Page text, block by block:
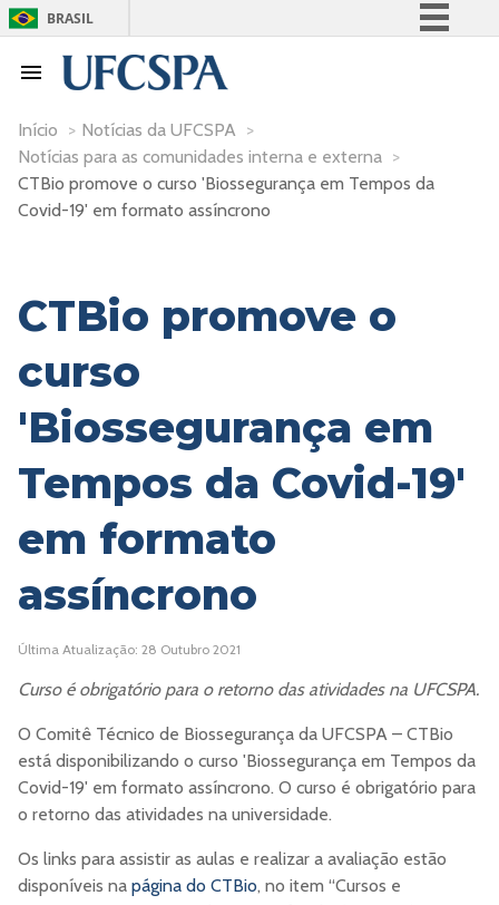
BRASIL
Acesso à informação
Legislação
Início > Notícias da UFCSPA >
Notícias para as comunidades interna e externa >
CTBio promove o curso 'Biossegurança em Tempos da
Covid-19' em formato assíncrono
CTBio promove o
curso
'Biossegurança em
Tempos da Covid-19'
em formato
assíncrono
Última Atualização: 28 Outubro 2021
Curso é obrigatório para o retorno das atividades na UFCSPA.
O Comitê Técnico de Biossegurança da UFCSPA – CTBio
está disponibilizando o curso 'Biossegurança em Tempos da
Covid-19' em formato assíncrono. O curso é obrigatório para
o retorno das atividades na universidade.
Os links para assistir as aulas e realizar a avaliação estão
disponíveis na página do CTBio, no item “Cursos e